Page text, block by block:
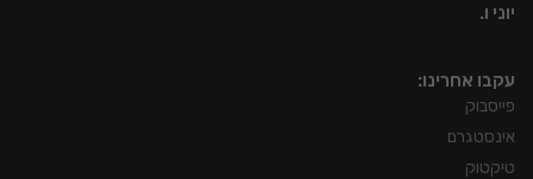
יוני ו.
עקבו אחרינו:
פייסבוק
אינסטגרם
טיקטוק